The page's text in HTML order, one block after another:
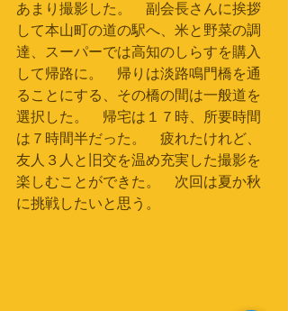
あまり撮影した。　副会長さんに挨拶
して本山町の道の駅へ、米と野菜の調
達、スーパーでは高知のしらすを購入
して帰路に。　帰りは淡路鳴門橋を通
ることにする、その橋の間は一般道を
選択した。　帰宅は１７時、所要時間
は７時間半だった。　疲れたけれど、
友人３人と旧交を温め充実した撮影を
楽しむことができた。　次回は夏か秋
に挑戦したいと思う。